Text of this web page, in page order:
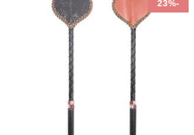
-23%